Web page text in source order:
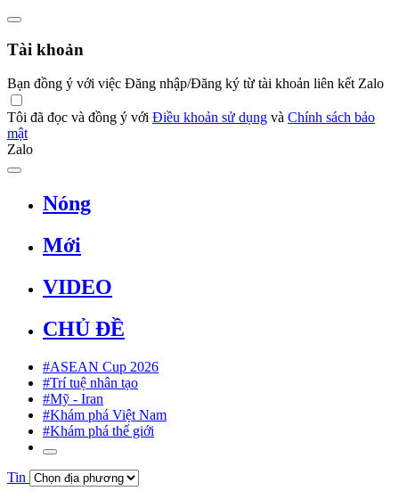
Tài khoản
Bạn đồng ý với việc Đăng nhập/Đăng ký từ tài khoản liên kết Zalo
Tôi đã đọc và đồng ý với Điều khoản sử dụng và Chính sách bảo
mật
Zalo
Nóng
Mới
VIDEO
CHỦ ĐỀ
#ASEAN Cup 2026
#Trí tuệ nhân tạo
#Mỹ - Iran
#Khám phá Việt Nam
#Khám phá thế giới
Tin